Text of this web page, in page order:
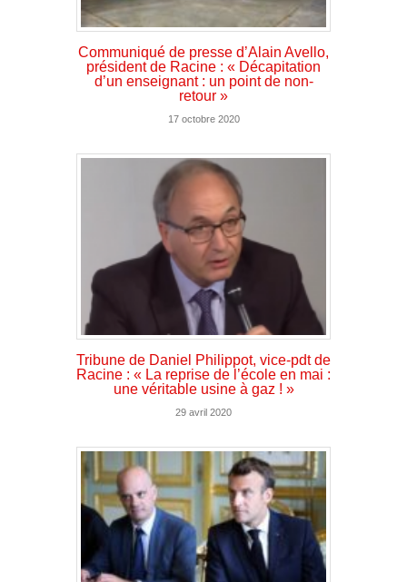
Communiqué de presse d’Alain Avello,
président de Racine : « Décapitation
d’un enseignant : un point de non-
retour »
17 octobre 2020
Tribune de Daniel Philippot, vice-pdt de
Racine : « La reprise de l’école en mai :
une véritable usine à gaz ! »
29 avril 2020